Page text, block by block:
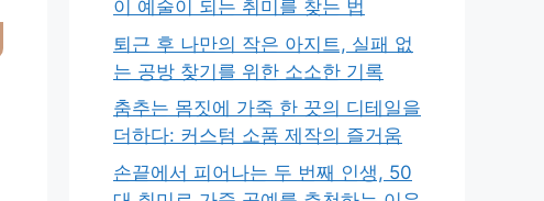
이 예술이 되는 취미를 찾는 법
퇴근 후 나만의 작은 아지트, 실패 없
는 공방 찾기를 위한 소소한 기록
춤추는 몸짓에 가죽 한 끗의 디테일을
더하다: 커스텀 소품 제작의 즐거움
손끝에서 피어나는 두 번째 인생, 50